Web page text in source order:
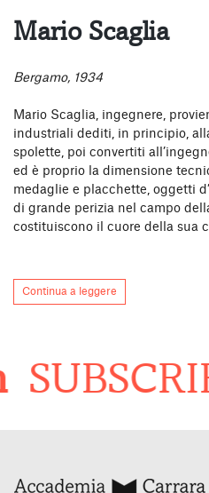
Mario Scaglia
Bergamo, 1934
Mario Scaglia, ingegnere,
industriali dediti, in principio,
spolette, poi convertiti
ed è proprio la dimensione
medaglie e placchette, oggetti
di grande perizia nel campo
costituiscono il cuore della sua
Continua a leggere